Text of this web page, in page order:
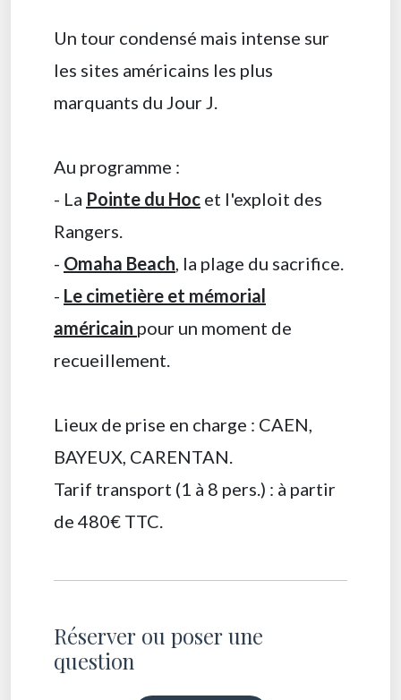
Un tour condensé mais intense sur
les sites américains les plus
marquants du Jour J.
Au programme :
- La Pointe du Hoc et l'exploit des
Rangers.
- Omaha Beach, la plage du sacrifice.
- Le cimetière et mémorial
américain pour un moment de
recueillement.
Lieux de prise en charge : CAEN,
BAYEUX, CARENTAN.
Tarif transport (1 à 8 pers.) : à partir
de 480€ TTC.
Réserver ou poser une
question